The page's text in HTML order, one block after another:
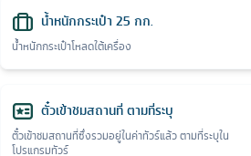
น้ำหนักกระเป๋า 25 กก.
น้ำหนักกระเป๋าโหลดใต้เครื่อง
ตั๋วเข้าชมสถานที่ ตามที่ระบุ
ตั๋วเข้าชมสถานที่ซึ่งรวมอยู่ในค่าทัวร์แล้ว ตามที่ระบุใน
โปรแกรมทัวร์